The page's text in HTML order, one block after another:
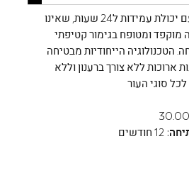
מייק אפ נוזלי קליל עם יכולת עמידות ל24 שעות, שאינו
מוקפד ומטופח בגימור קטיפתי
הטכנולוגיה הייחודיות מבטיחה
ארוכות ללא צורך ברענון וללא
סוגי העור
12 חודשים